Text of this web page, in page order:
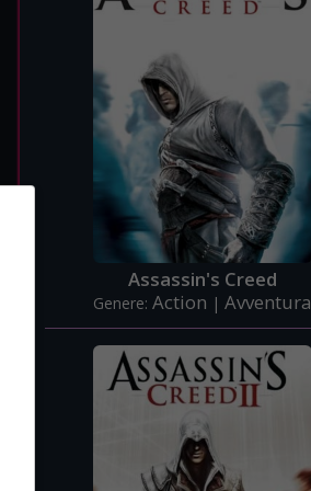
Assassin's Creed
Genere:Action |Avventura